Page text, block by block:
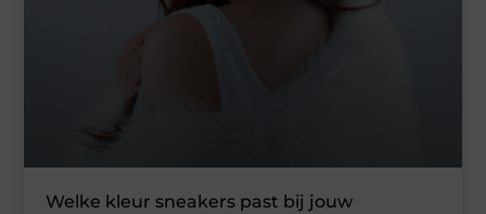
Welke kleur sneakers past bij jouw